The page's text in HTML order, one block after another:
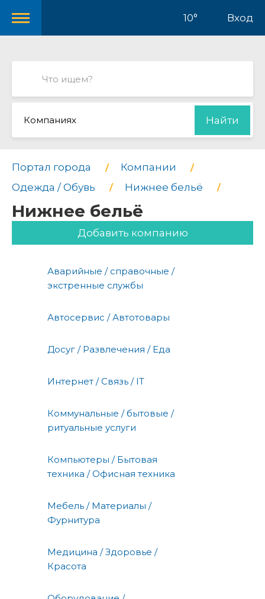
10° Вход
Компаниях Найти
Портал города
Компании
Одежда / Обувь
Нижнее бельё
Нижнее бельё
Добавить компанию
Аварийные / справочные /
экстренные службы
Автосервис / Автотовары
Досуг / Развлечения / Еда
Интернет / Связь / IT
Коммунальные / бытовые /
ритуальные услуги
Компьютеры / Бытовая
техника / Офисная техника
Мебель / Материалы /
Фурнитура
Медицина / Здоровье /
Красота